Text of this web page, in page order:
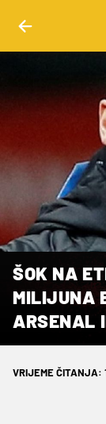
ŠOK NA
MILIJUNA
ARSENAL
VRIJEME ČITANJA: